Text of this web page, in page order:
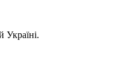
Україні.